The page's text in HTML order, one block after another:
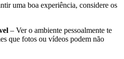
uma boa experiência, considere os
– Ver o ambiente pessoalmente te
que fotos ou vídeos podem não